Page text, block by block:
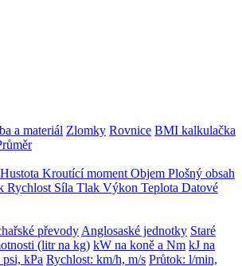
a materiál Zlomky Rovnice BMI kalkulačka
Hustota Kroutící moment Objem Plošný obsah
Rychlost Síla Tlak Výkon Teplota Datové
převody Anglosaské jednotky Staré
(litr na kg) kW na koně a Nm kJ na
kPa Rychlost: km/h, m/s Průtok: l/min,